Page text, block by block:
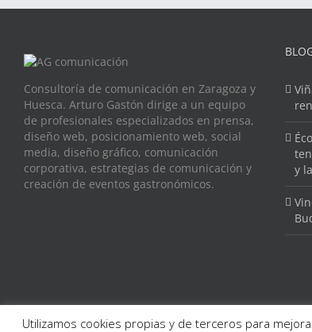
Consultoría de comunicación en Zaragoza y
Huesca. Arturo Gastón dirige a un equipo
de profesionales especializados en prensa,
diseño web, posicionamiento web, social
media, diseño gráfico, comunicación
corporativa, estrategias de comunicación y
creación de eventos gastronómicos.
y
Utilizamos cookies propias y de terceros para